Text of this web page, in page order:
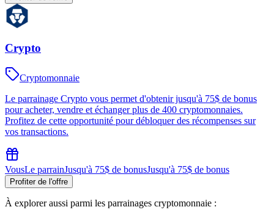
Crypto
Cryptomonnaie
Le parrainage Crypto vous permet d'obtenir jusqu'à 75$ de bonus
pour acheter, vendre et échanger plus de 400 cryptomonnaies.
Profitez de cette opportunité pour débloquer des récompenses sur
vos transactions.
VousLe parrainJusqu'à 75$ de bonusJusqu'à 75$ de bonus
Profiter de l'offre
À explorer aussi parmi les parrainages cryptomonnaie :